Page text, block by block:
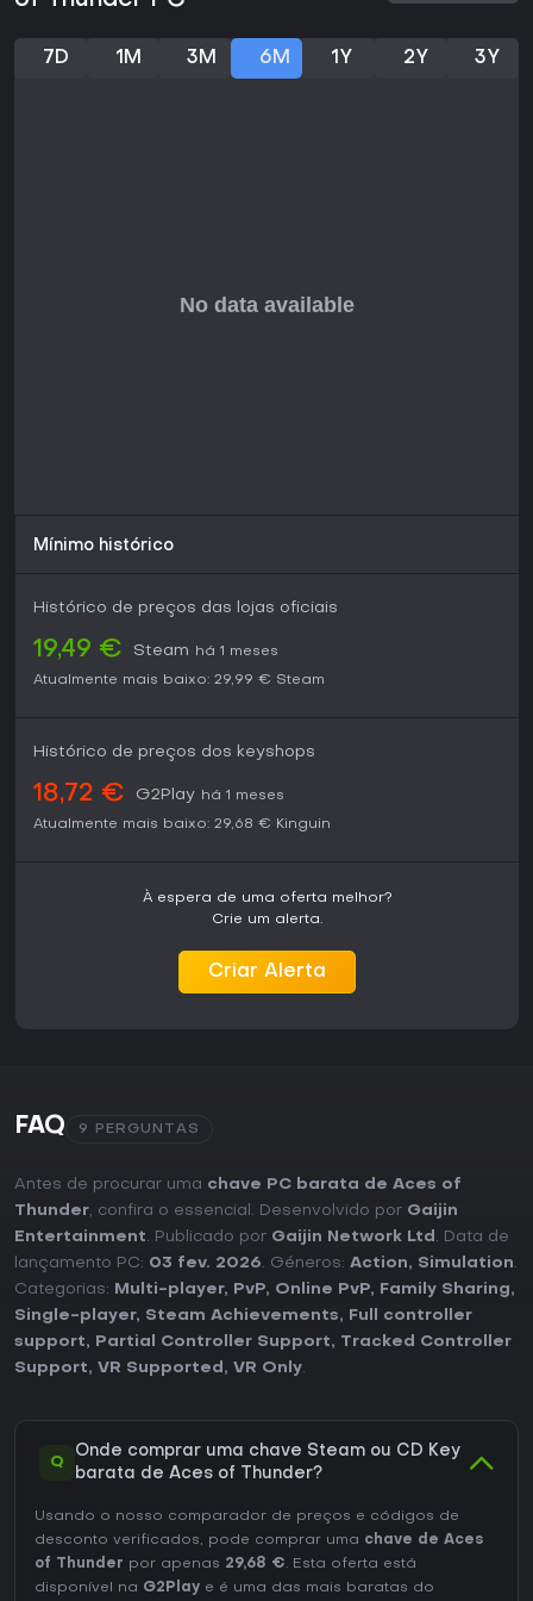
7D 1M 3M 6M 1Y 2Y 3Y
Mínimo histórico
Histórico de preços das lojas oficiais
19,49 € Steam
há 1 meses
Atualmente mais baixo: 29,99 € Steam
Histórico de preços dos keyshops
18,72 € G2Play há 1 meses
Atualmente mais baixo: 29,68 € Kinguin
À espera de uma oferta melhor?
Crie um alerta.
Criar Alerta
FAQ 9 PERGUNTAS
Antes de procurar uma chave PC barata de Aces of
Thunder, confira o essencial. Desenvolvido por Gaijin
Entertainment. Publicado por Gaijin Network Ltd . Data de
lançamento PC: 03 fev. 2026. Géneros: Action, Simulation.
Categorias:
Multi-player, PvP, Online PvP, Family Sharing,
Single-player, Steam Achievements,
Full controller
support, Partial Controller Support, Tracked Controller
Support, VR Supported , VR Only.
Q
Onde comprar uma chave Steam ou CD Key
barata de Aces of Thunder?
Usando o nosso comparador de preços e códigos de
desconto verificados, pode comprar uma chave de Aces
of Thunder por apenas 29,68 €. Esta oferta está
disponível na G2Play e é uma das mais baratas do